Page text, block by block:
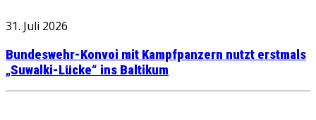
31. Juli 2026
Bundeswehr-Konvoi mit Kampfpanzern nutzt erstmals
„Suwalki-Lücke“ ins Baltikum